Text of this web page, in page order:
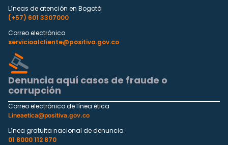
Líneas de atención en Bogotá
(+57) 601 3307000
Correo electrónico
servicioalcliente@positiva.gov.co
Denuncia aquí casos de fraude o
corrupción
Correo electrónico de línea ética
Lineaetica@positiva.gov.co
Línea gratuita nacional de denuncia
01 8000 112 870